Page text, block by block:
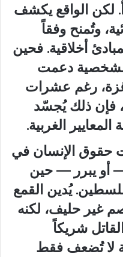
لكن الواقع يكشف
وتُمنح وفقاً
أخلاقية. فحين
لشخصية دعمت
رغم عشرات
فإن ذلك يُجسّد
الغربية.
حقوق الإنسان في
— أو يبرر — حين
يُدين القمع
غير حليف، لكنه
شريكاً
لا تُضعف فقط